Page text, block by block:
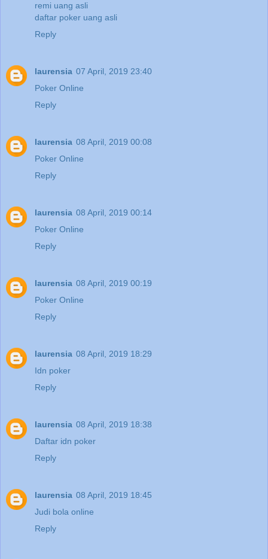
remi uang asli
daftar poker uang asli
Reply
laurensia 07 April, 2019 23:40
Poker Online
Reply
laurensia 08 April, 2019 00:08
Poker Online
Reply
laurensia 08 April, 2019 00:14
Poker Online
Reply
laurensia 08 April, 2019 00:19
Poker Online
Reply
laurensia 08 April, 2019 18:29
Idn poker
Reply
laurensia 08 April, 2019 18:38
Daftar idn poker
Reply
laurensia 08 April, 2019 18:45
Judi bola online
Reply